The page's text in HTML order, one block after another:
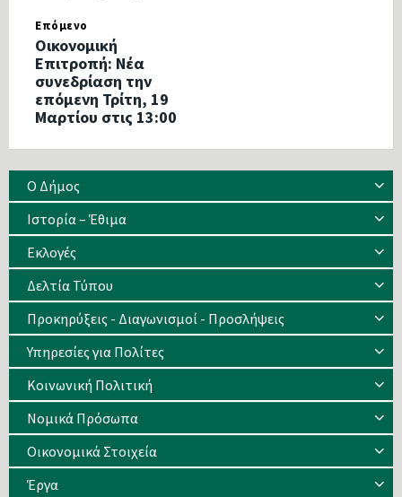
Επόμενο
Οικονομική
Επιτροπή: Νέα
συνεδρίαση την
επόμενη Τρίτη, 19
Μαρτίου στις 13:00
Ο Δήμος
Ιστορία – Έθιμα
Eκλογές
Δελτία Τύπου
Προκηρύξεις - Διαγωνισμοί - Προσλήψεις
Υπηρεσίες για Πολίτες
Κοινωνική Πολιτική
Νομικά Πρόσωπα
Οικονομικά Στοιχεία
Έργα